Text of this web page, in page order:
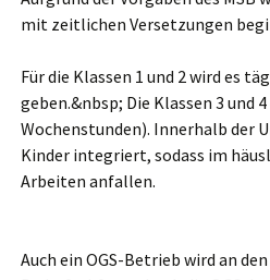
Schulbücher
Elternmitwirkung
Gespräche mit
LehrerInnen
Farbgebung – Fächer
Differenzierung
&
Konzepte
Karneval
Sport- &
Grundschulcup
Projekte
JeKits
mit zeitlichen Versetzungen
Für die Klassen 1 und 2 wird es
geben.&nbsp; Die Klassen 3
Wochenstunden). Innerhalb der
Kinder integriert, sodass im
Arbeiten anfallen.
Auch ein OGS-Betrieb wird an